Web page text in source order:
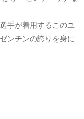
手が着用するこのユ
ンチンの誇りを身に